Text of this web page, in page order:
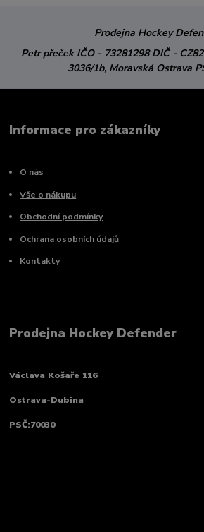
Prodejna Hockey
Petr přeček IČO - 73281298DIČ -
3036/1b, Moravská Ostrava
Informace pro zákazníky
O nás
Vše o nákupu
Obchodní podmínky
Ochrana osobních údajů
Kontakty
Prodejna Hockey Defender
Václava Košaře 116
Ostrava-Dubina
PSČ:70030